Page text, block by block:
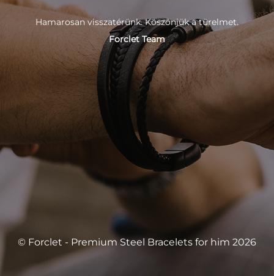
Hamarosan visszatérünk. Köszönjük a türelmet.
Forclet Team
© Forclet - Premium Steel Bracelets for him 2026